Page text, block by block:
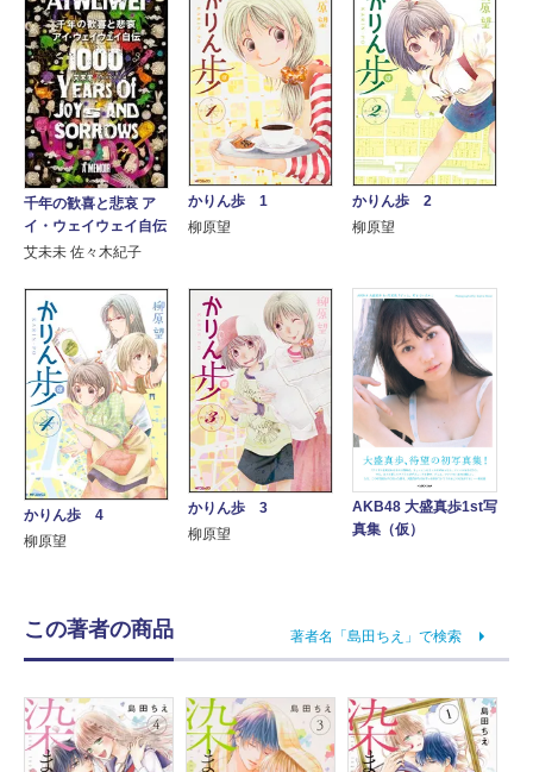
千年の歓喜と悲哀 ア
イ・ウェイウェイ自伝
艾未未 佐々木紀子
かりん歩 1
柳原望
かりん歩 2
柳原望
かりん歩 4
柳原望
かりん歩 3
柳原望
AKB48 大盛真歩1st写
真集（仮）
この著者の商品 著者名「島田ちえ」で検索